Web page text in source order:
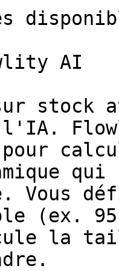
AI
stock
l'IA.
Vous
(ex.
la